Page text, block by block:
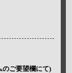
ご要望欄にて)